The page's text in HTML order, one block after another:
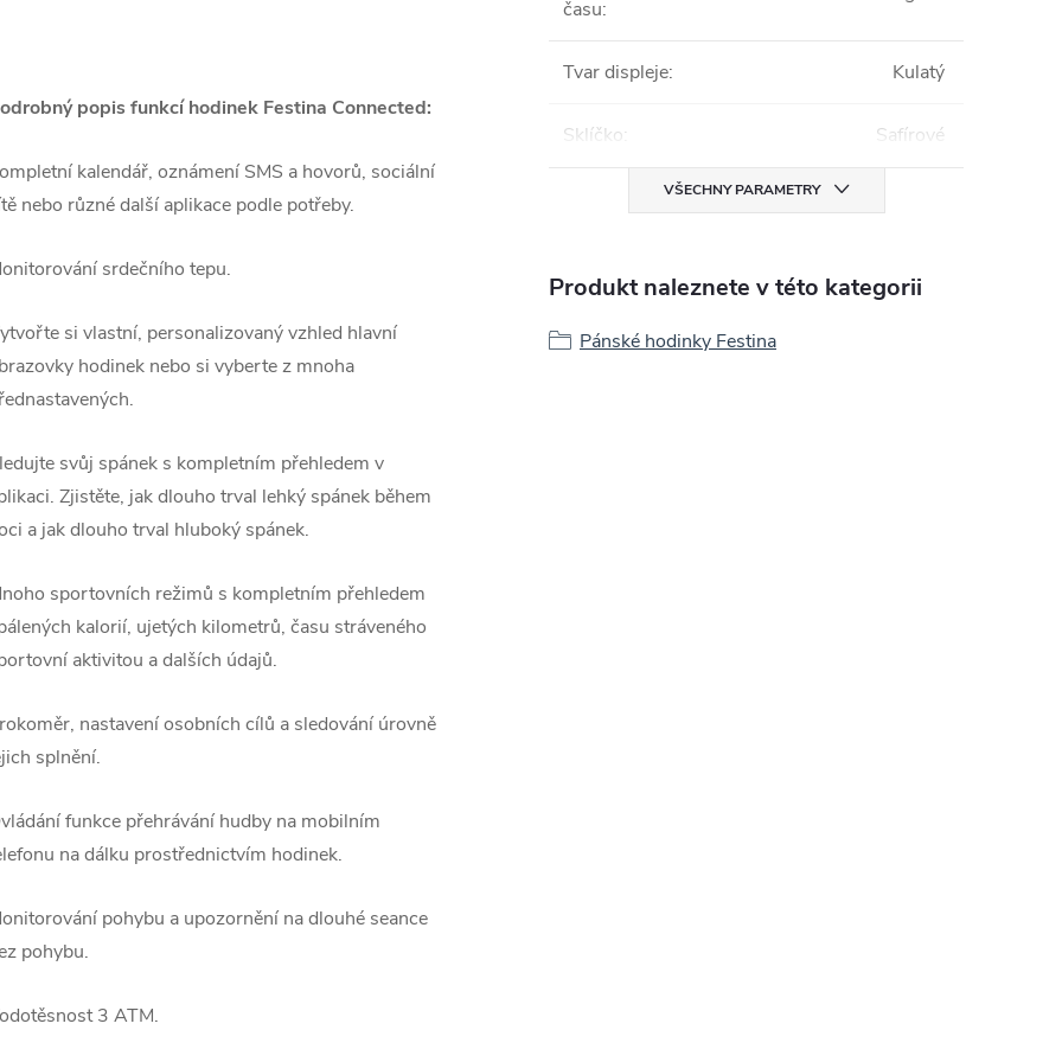
popis funkcí hodinek Festina Connected:
kalendář, oznámení SMS a hovorů, sociální
nebo různé další aplikace podle potřeby.
srdečního tepu.
si vlastní, personalizovaný vzhled hlavní
hodinek nebo si vyberte z mnoha
svůj spánek s kompletním přehledem v
Zjistěte, jak dlouho trval lehký spánek během
a jak dlouho trval hluboký spánek.
sportovních režimů s kompletním přehledem
kalorií, ujetých kilometrů, času stráveného
aktivitou a dalších údajů.
nastavení osobních cílů a sledování úrovně
splnění.
funkce přehrávání hudby na mobilním
na dálku prostřednictvím hodinek.
pohybu a upozornění na dlouhé seance
pohybu.
3 ATM.
času:
Tvar displeje: Kulatý
Sklíčko: Safírové
VŠECHNY PARAMETRY
Produkt naleznete v této kategorii
Pánské hodinky Festina